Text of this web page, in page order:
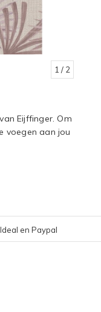
1 / 2
Eijffinger. Om
voegen aan jou
en Paypal